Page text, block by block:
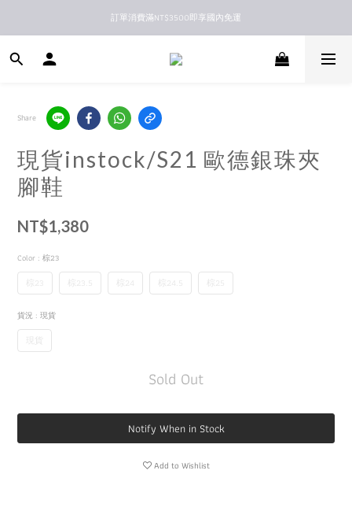
新馬港澳順豐到付配送
訂單消費滿NT$3500即享國內免運
新馬港澳順豐到付配送
Share
現貨instock/S21 歐德銀珠夾
腳鞋
NT$1,380
Color : 棕23
棕23 棕23.5 棕24 棕24.5 棕25
貨況 : 現貨
現貨
Sold Out
Notify When in Stock
Add to Wishlist